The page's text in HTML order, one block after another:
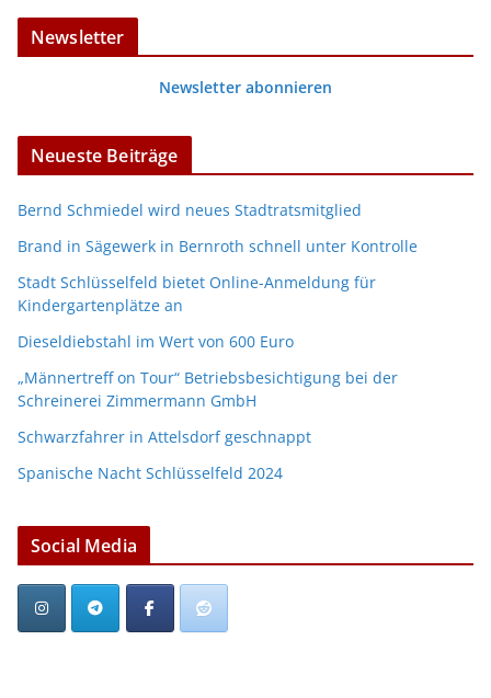
Newsletter
Newsletter abonnieren
Neueste Beiträge
Bernd Schmiedel wird neues Stadtratsmitglied
Brand in Sägewerk in Bernroth schnell unter Kontrolle
Stadt Schlüsselfeld bietet Online-Anmeldung für
Kindergartenplätze an
Dieseldiebstahl im Wert von 600 Euro
„Männertreff on Tour“ Betriebsbesichtigung bei der
Schreinerei Zimmermann GmbH
Schwarzfahrer in Attelsdorf geschnappt
Spanische Nacht Schlüsselfeld 2024
Social Media